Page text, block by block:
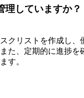
理していますか？
クリストを作成し、
た、定期的に進捗を
す。